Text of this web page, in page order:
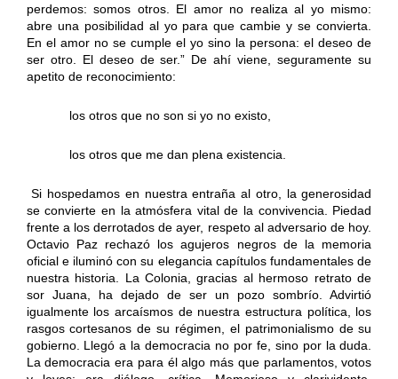
perdemos: somos otros. El amor no realiza al yo mismo:
abre una posibilidad al yo para que cambie y se convierta.
En el amor no se cumple el yo sino la persona: el deseo de
ser otro. El deseo de ser.” De ahí viene, seguramente su
apetito de reconocimiento:
los otros que no son si yo no existo,
los otros que me dan plena existencia.
Si hospedamos en nuestra entraña al otro, la generosidad
se convierte en la atmósfera vital de la convivencia. Piedad
frente a los derrotados de ayer, respeto al adversario de hoy.
Octavio Paz rechazó los agujeros negros de la memoria
oficial e iluminó con su elegancia capítulos fundamentales de
nuestra historia. La Colonia, gracias al hermoso retrato de
sor Juana, ha dejado de ser un pozo sombrío. Advirtió
igualmente los arcaísmos de nuestra estructura política, los
rasgos cortesanos de su régimen, el patrimonialismo de su
gobierno. Llegó a la democracia no por fe, sino por la duda.
La democracia era para él algo más que parlamentos, votos